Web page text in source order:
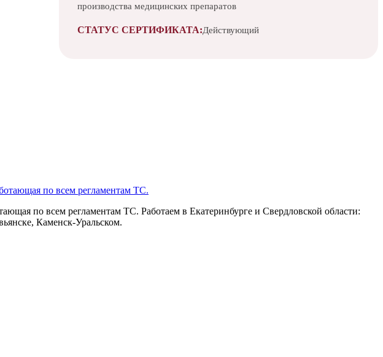
производства медицинских препаратов
СТАТУС СЕРТИФИКАТА:Действующий
по всем регламентам ТС. Работаем в Екатеринбурге и Свердловской области:
Каменск-Уральском.